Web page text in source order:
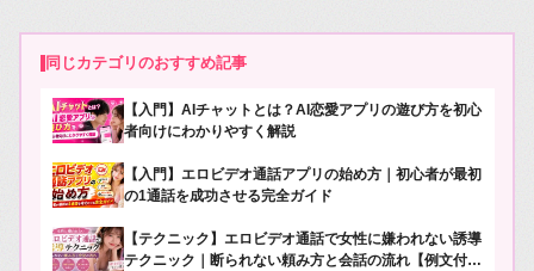
同じカテゴリのおすすめ記事
【入門】AIチャットとは？AI恋愛アプリの遊び方を初心
者向けにわかりやすく解説
【入門】エロビデオ通話アプリの始め方｜初心者が最初
の1通話を成功させる完全ガイド
【テクニック】エロビデオ通話で女性に嫌われない誘導
テクニック｜断られない頼み方と会話の流れ【例文付